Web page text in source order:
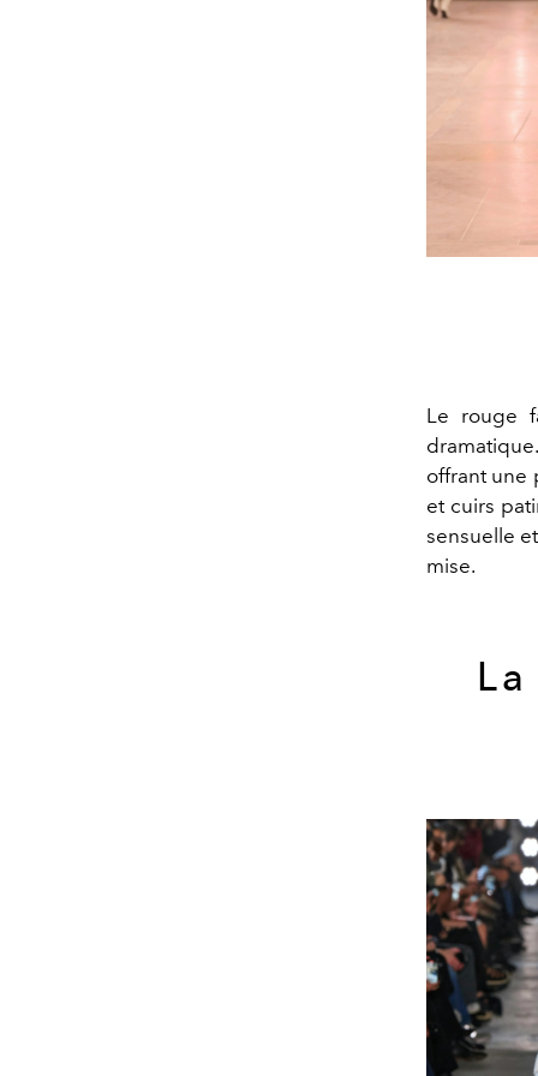
Le rouge
offrant une
et cuirs
sensuelle
mise.